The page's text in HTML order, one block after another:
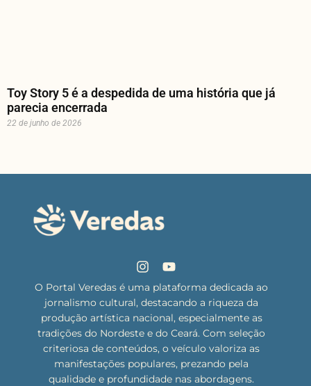
Toy Story 5 é a despedida de uma história que já
parecia encerrada
22 de junho de 2026
O Portal Veredas é uma plataforma dedicada ao
jornalismo cultural, destacando a riqueza da
produção artística nacional, especialmente as
tradições do Nordeste e do Ceará. Com seleção
criteriosa de conteúdos, o veículo valoriza as
manifestações populares, prezando pela
qualidade e profundidade nas abordagens.